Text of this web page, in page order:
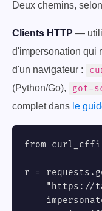
Deux chemins,
Clients HTTP —
d'impersonation qui
d'un navigateur :
(Python/Go),
got-
complet dans le
from curl_cffi
r =
"https://